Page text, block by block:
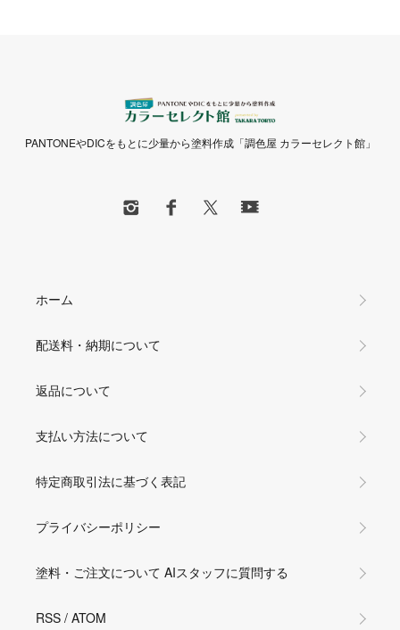
PANTONEやDICをもとに少量から塗料作成「調色屋 カラーセレクト館」
ホーム
配送料・納期について
返品について
支払い方法について
特定商取引法に基づく表記
プライバシーポリシー
塗料・ご注文について AIスタッフに質問する
RSS / ATOM